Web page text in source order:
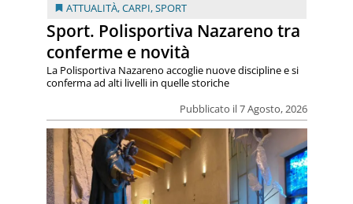
ATTUALITÀ,CARPI,SPORT
Sport. Polisportiva Nazareno tra
conferme e novità
Pubblicato il 7 Agosto, 2026
La Polisportiva Nazareno accoglie nuove discipline e si
conferma ad alti livelli in quelle storiche